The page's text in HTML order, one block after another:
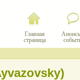
Главная
страница